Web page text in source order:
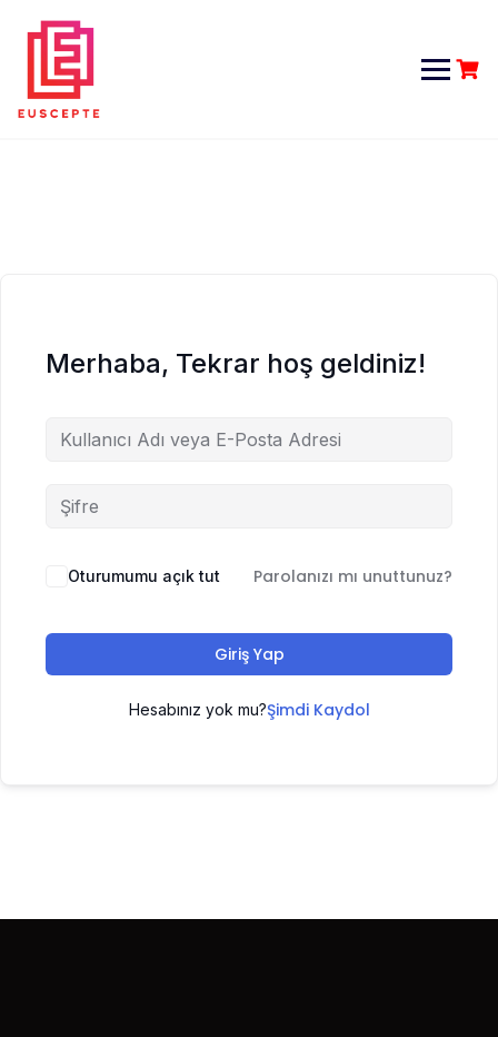
content
Merhaba, Tekrar hoş geldiniz!
Oturumumu açık tut Parolanızı mı unuttunuz?
Giriş Yap
Hesabınız yok mu?Şimdi Kaydol